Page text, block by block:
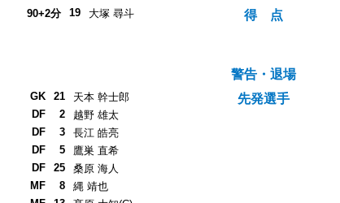
得 点
90+2分 19 大塚 尋斗
警告・退場
先発選手
GK 21
天本 幹士郎
DF
2
越野 雄太
DF
3
長江 皓亮
DF
5
鷹巣 直希
DF
25
桑原 海人
MF
8
縄 靖也